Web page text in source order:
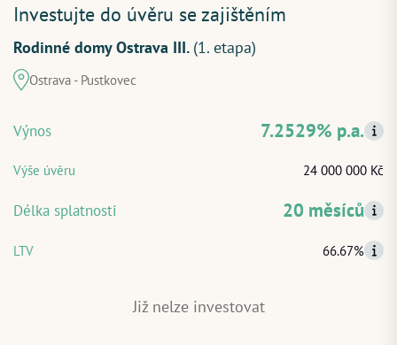
Investujte do úvěru se zajištěním
Rodinné domy Ostrava III. (1. etapa)
Ostrava - Pustkovec
Výnos 7.2529% p.a.
Výše úvěru 24 000 000 Kč
Délka splatnosti 20 měsíců
LTV 66.67%
Již nelze investovat